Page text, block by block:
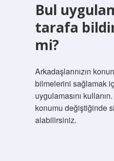
Bul
tarafa
mi?
Arkadaşlarınızın
bilmelerini sağlamak
uygulamasını kullanın.
konumu değiştiğinde
alabilirsiniz.